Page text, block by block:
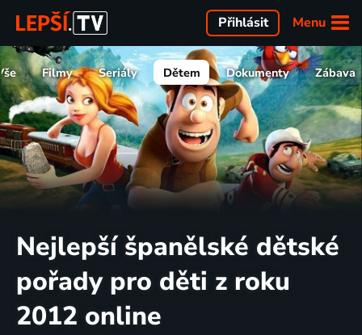
Menu
Přihlásit
Filmy Seriály Dětem Dokumenty Zábava
Nejlepší španělské dětské
pořady pro děti z roku
2012 online